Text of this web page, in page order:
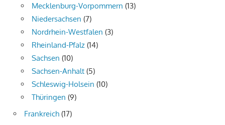
Mecklenburg-Vorpommern (13)
Niedersachsen (7)
Nordrhein-Westfalen (3)
Rheinland-Pfalz (14)
Sachsen (10)
Sachsen-Anhalt (5)
Schleswig-Holsein (10)
Thüringen (9)
Frankreich (17)